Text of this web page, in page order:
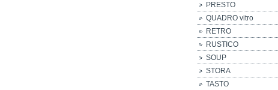
PRESTO
QUADRO vitro
RETRO
RUSTICO
SOUP
STORA
TASTO